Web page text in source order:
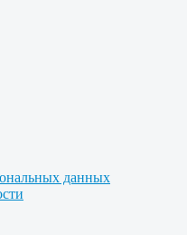
данных